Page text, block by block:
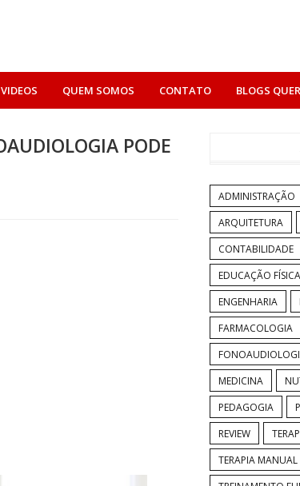
QUEM SOMOS CONTATO BLOGS
PODE
ADMINISTRAÇÃO
ARQUITETURA
CONTABILIDADE
EDUCAÇÃO FÍSICA
ENGENHARIA
FARMACOLOGIA
MEDICINA
PEDAGOGIA
REVIEW
TERAPIA MANUAL